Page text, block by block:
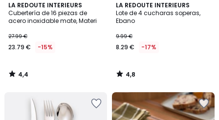
LA REDOUTE INTERIEURS
Cubertería de 16 piezas de
acero inoxidable mate, Materi
27.99 €
23.79 € -15%
4,4
/ 5
4,4
/
LA REDOUTE INTERIEURS
Lote de 4 cucharas soperas,
Ebano
9.99 €
8.29 € -17%
4,8
/ 5
4,8
/